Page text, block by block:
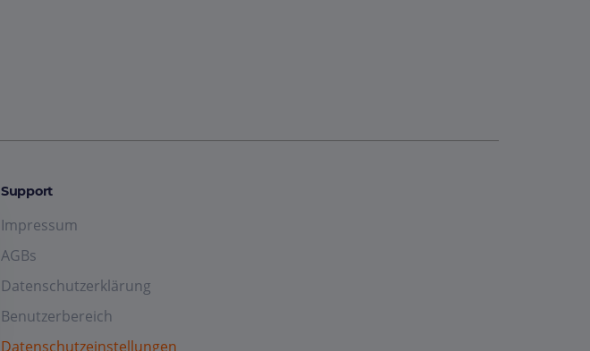
Support
Impressum
AGBs
Datenschutzerklärung
Benutzerbereich
Datenschutzeinstellungen